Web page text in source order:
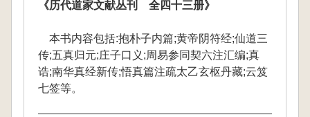
《历代道家文献丛刊 全四十三册》
本书内容包括:抱朴子内篇;黄帝阴符经;仙道三
传;五真归元;庄子口义;周易参同契六注汇编;真
诰;南华真经新传;悟真篇注疏太乙玄枢丹藏;云笈
七签等。